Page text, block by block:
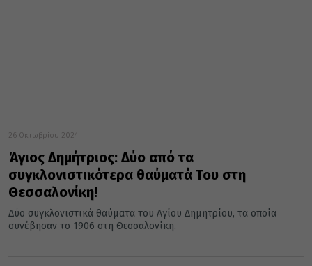
26 Οκτωβρίου 2024
Άγιος Δημήτριος: Δύο από τα
συγκλονιστικότερα θαύματά Του στη
Θεσσαλονίκη!
Δύο συγκλονιστικά θαύματα του Αγίου Δημητρίου, τα οποία
συνέβησαν το 1906 στη Θεσσαλονίκη.